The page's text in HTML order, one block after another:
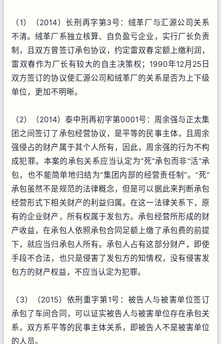
（1）（2014）长刑再字第3号：绒革厂与汇源公司关系
不清。绒革厂系独立核算、自负盈亏企业，实行厂长负责
制，且双方曾签订承包协议，约定雷双春定额上缴利润，
雷双春作为厂长有较大的自主决策权；1990年12月25日
双方签订的协议使汇源公司和绒革厂的关系是否为上下级
单位，更加不明晰。
（2）（2014）泰中刑再初字第0001号：周余强与正太集
团之间签订了承包经营协议，是平等的民事主体，且周余
强侵占的财产属于其个人所有，因此，周余强的行为不构
成犯罪。本案的承包关系应当认定为“死”承包而非“活”承
包，也不能简单地归结为“集团内部的经营责任制”。“死”
承包虽然不是规范的法律概念，但是可以据此来判断承包
经营形式下相关财产的利益归属。在这一法律关系下，原
有的企业财产，所有权属于发包方。承包经营所形成的财
产收益，在承包人依照承包合同足额上缴了承包费的前提
下，就应当归承包人所有。承包人占有这部分财产，即使
手段不合法，也只是侵害了发包方的知情权，没有侵害发
包方的财产权益，不应当认定为犯罪。
（3）（2015）依刑重字第1号：被告人与被害单位签订
承包了车间合同，可以证实被告人与被害单位存在承包关
系，双方系平等的民事主体关系，即被告人不是被害单位
的人员。